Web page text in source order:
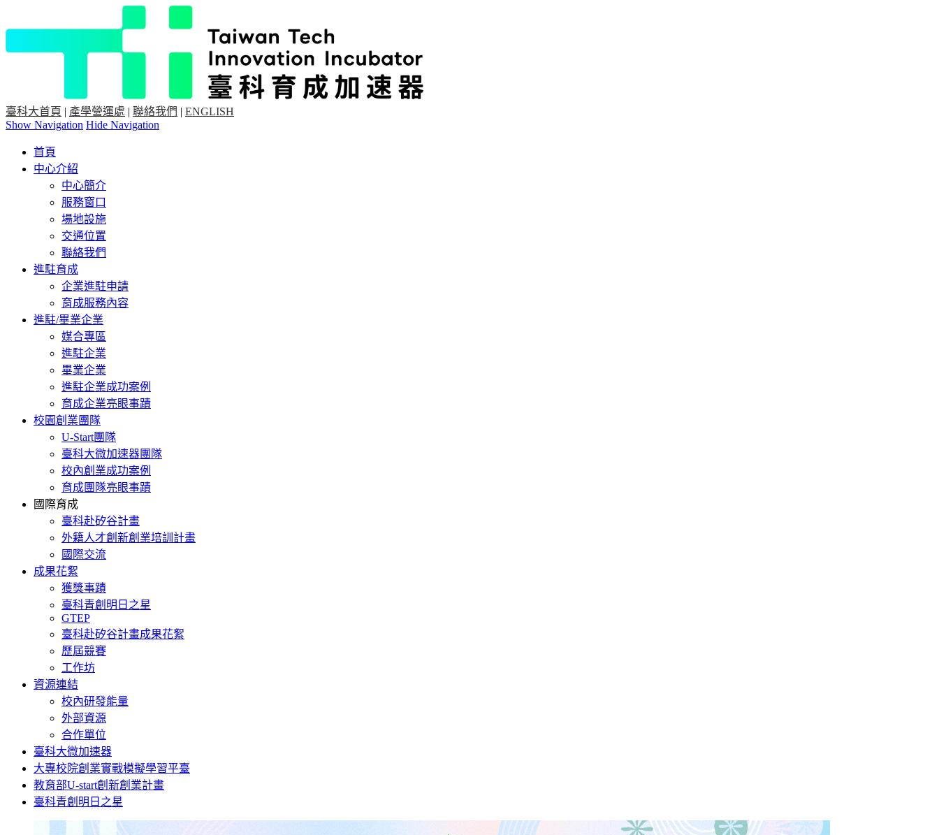
臺科大首頁 | 產學營運處 | 聯絡我們 | ENGLISH
Show Navigation Hide Navigation
首頁
中心介紹
中心簡介
服務窗口
場地設施
交通位置
聯絡我們
進駐育成
企業進駐申請
育成服務內容
進駐/畢業企業
媒合專區
進駐企業
畢業企業
進駐企業成功案例
育成企業亮眼事蹟
校園創業團隊
U-Start團隊
臺科大微加速器團隊
校內創業成功案例
育成團隊亮眼事蹟
國際育成
臺科赴矽谷計畫
外籍人才創新創業培訓計畫
國際交流
成果花絮
獲獎事蹟
臺科青創明日之星
GTEP
臺科赴矽谷計畫成果花絮
歷屆競賽
工作坊
資源連結
校內研發能量
外部資源
合作單位
臺科大微加速器
大專校院創業實戰模擬學習平臺
教育部U-start創新創業計畫
臺科青創明日之星